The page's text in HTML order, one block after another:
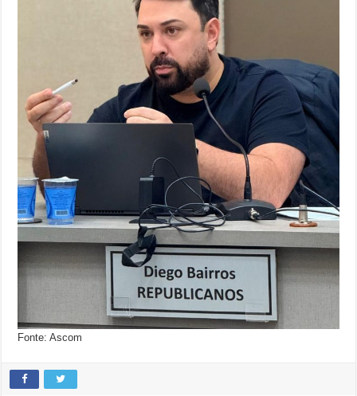
Fonte: Ascom